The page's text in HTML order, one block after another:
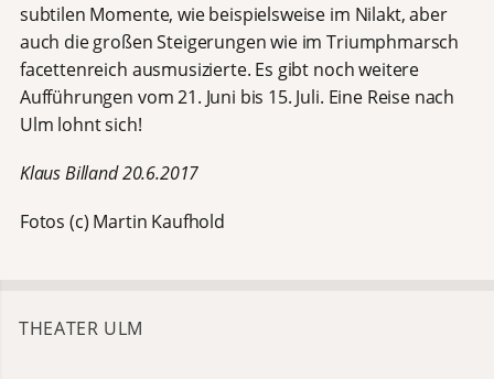
subtilen Momente, wie beispielsweise im Nilakt, aber
auch die großen Steigerungen wie im Triumphmarsch
facettenreich ausmusizierte. Es gibt noch weitere
Aufführungen vom 21. Juni bis 15. Juli. Eine Reise nach
Ulm lohnt sich!
Klaus Billand 20.6.2017
Fotos (c) Martin Kaufhold
THEATER ULM